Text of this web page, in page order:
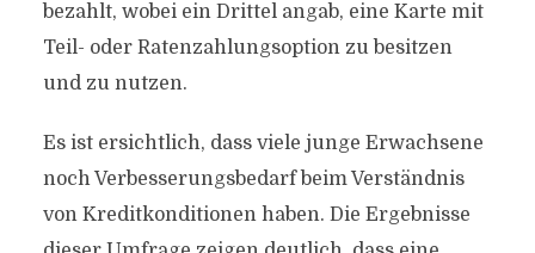
bezahlt, wobei ein Drittel angab, eine Karte mit
Teil- oder Ratenzahlungsoption zu besitzen
und zu nutzen.
Es ist ersichtlich, dass viele junge Erwachsene
noch Verbesserungsbedarf beim Verständnis
von Kreditkonditionen haben. Die Ergebnisse